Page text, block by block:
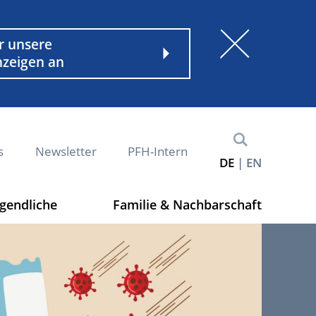
unsere
an
Familie & Nachbarschaft
Newsletter PFH-Intern
DE EN